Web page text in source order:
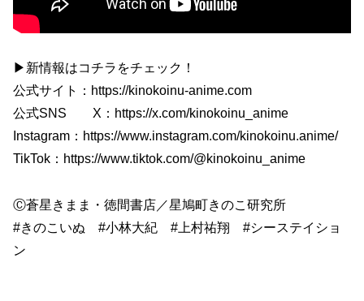
▶新情報はコチラをチェック！
公式サイト：https://kinokoinu-anime.com
公式SNS X：https://x.com/kinokoinu_anime
Instagram：https://www.instagram.com/kinokoinu.anime/
TikTok：https://www.tiktok.com/@kinokoinu_anime
Ⓒ蒼星きまま・徳間書店／星鳩町きのこ研究所
#きのこいぬ #小林大紀 #上村祐翔 #シーステイショ
ン